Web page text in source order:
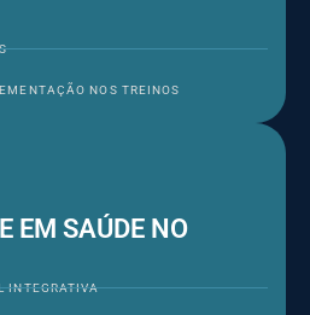
NOS TREINOS
EM SAÚDE NO
INTEGRATIVA